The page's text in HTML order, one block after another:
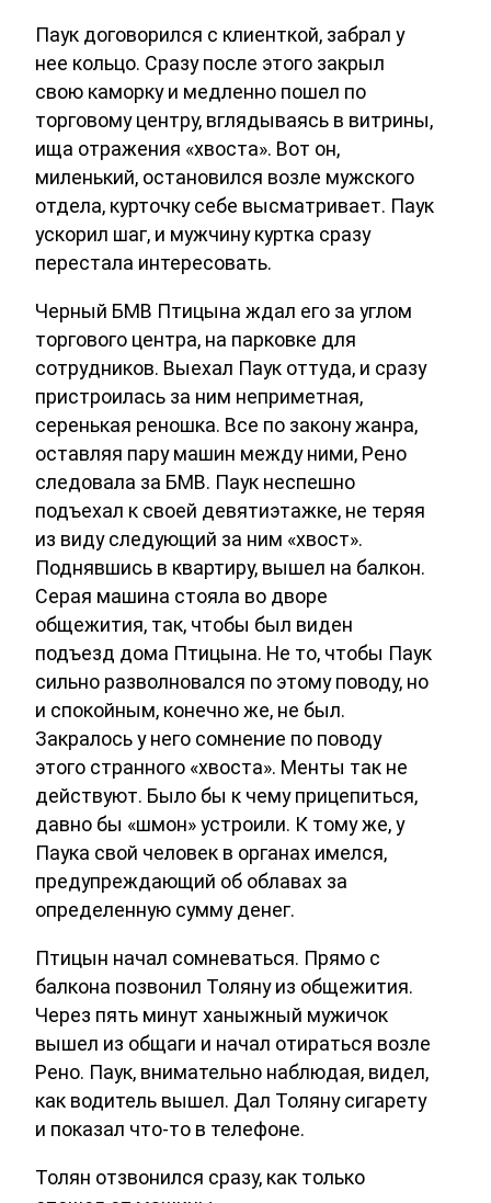
Паук договорился с клиенткой, забрал у
нее кольцо. Сразу после этого закрыл
свою каморку и медленно пошел по
торговому центру, вглядываясь в витрины,
ища отражения «хвоста». Вот он,
миленький, остановился возле мужского
отдела, курточку себе высматривает. Паук
ускорил шаг, и мужчину куртка сразу
перестала интересовать.
Черный БМВ Птицына ждал его за углом
торгового центра, на парковке для
сотрудников. Выехал Паук оттуда, и сразу
пристроилась за ним неприметная,
серенькая реношка. Все по закону жанра,
оставляя пару машин между ними, Рено
следовала за БМВ. Паук неспешно
подъехал к своей девятиэтажке, не теряя
из виду следующий за ним «хвост».
Поднявшись в квартиру, вышел на балкон.
Серая машина стояла во дворе
общежития, так, чтобы был виден
подъезд дома Птицына. Не то, чтобы Паук
сильно разволновался по этому поводу, но
и спокойным, конечно же, не был.
Закралось у него сомнение по поводу
этого странного «хвоста». Менты так не
действуют. Было бы к чему прицепиться,
давно бы «шмон» устроили. К тому же, у
Паука свой человек в органах имелся,
предупреждающий об облавах за
определенную сумму денег.
Птицын начал сомневаться. Прямо с
балкона позвонил Толяну из общежития.
Через пять минут ханыжный мужичок
вышел из общаги и начал отираться возле
Рено. Паук, внимательно наблюдая, видел,
как водитель вышел. Дал Толяну сигарету
и показал что-то в телефоне.
Толян отзвонился сразу, как только